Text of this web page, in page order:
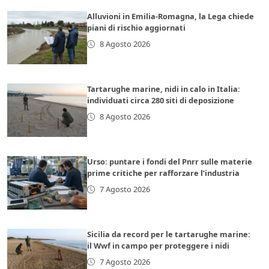
Alluvioni in Emilia-Romagna, la Lega chiede
piani di rischio aggiornati
8 Agosto 2026
Tartarughe marine, nidi in calo in Italia:
individuati circa 280 siti di deposizione
8 Agosto 2026
Urso: puntare i fondi del Pnrr sulle materie
prime critiche per rafforzare l’industria
7 Agosto 2026
Sicilia da record per le tartarughe marine:
il Wwf in campo per proteggere i nidi
7 Agosto 2026